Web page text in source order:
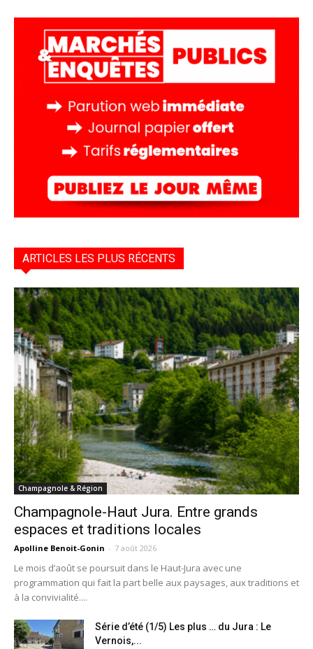
ARTICLES LES PLUS RÉCENTS
Champagnole & Région
Champagnole-Haut Jura. Entre grands
espaces et traditions locales
Apolline Benoit-Gonin - 7 août 2026
Le mois d’août se poursuit dans le Haut-Jura avec une
programmation qui fait la part belle aux paysages, aux traditions et
à la convivialité....
Série d’été (1/5) Les plus … du Jura : Le
Vernois,...